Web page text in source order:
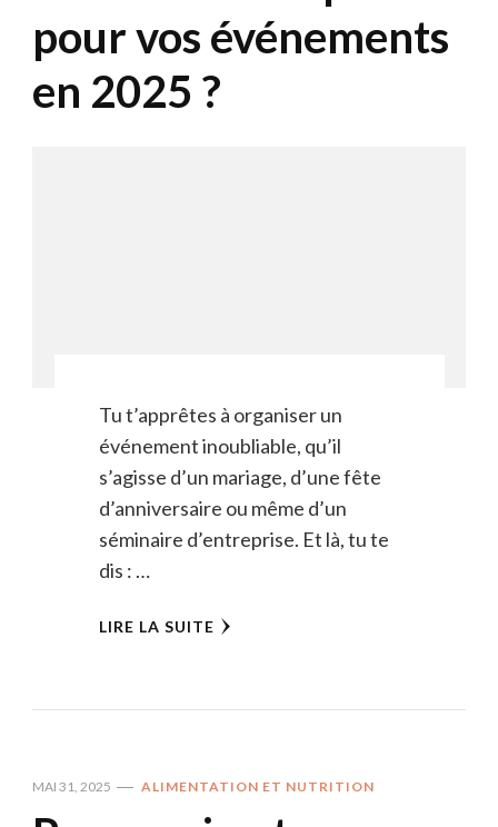
pour vos événements
en 2025 ?
Tu t’apprêtes à organiser un
événement inoubliable, qu’il
s’agisse d’un mariage, d’une fête
d’anniversaire ou même d’un
séminaire d’entreprise. Et là, tu te
dis : …
LIRE LA SUITE
MAI 31, 2025 ALIMENTATION ET NUTRITION